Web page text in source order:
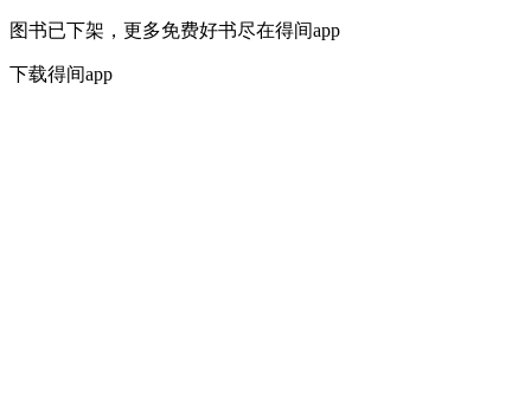
图书已下架，更多免费好书尽在得间app
下载得间app